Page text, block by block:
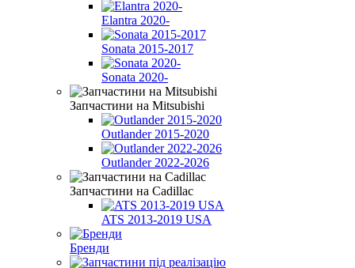
Elantra 2020-
Sonata 2015-2017
Sonata 2020-
Запчастини на Mitsubishi
Outlander 2015-2020
Outlander 2022-2026
Запчастини на Cadillac
ATS 2013-2019 USA
Бренди